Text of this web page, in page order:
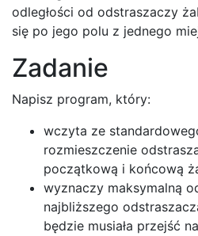
odległości od odstraszaczy
się po jego polu z jednego
Zadanie
Napisz program, który:
wczyta ze
rozmieszczenie
początkową i końcową
wyznaczy maksymalną
najbliższego
będzie musiała przejść